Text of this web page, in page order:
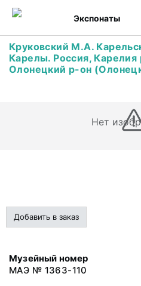
Экспонаты
Круковский М.А.
Карелы. Россия, Карелия
Олонецкий р-он
Нет
Добавить в заказ
Музейный номер
МАЭ № 1363-110